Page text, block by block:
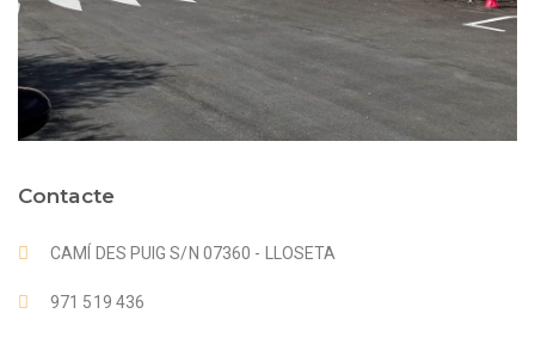
Contacte
CAMÍ DES PUIG S/N 07360 - LLOSETA
971 519 436